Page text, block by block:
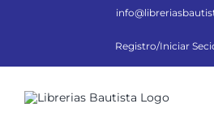
Registro/Iniciar